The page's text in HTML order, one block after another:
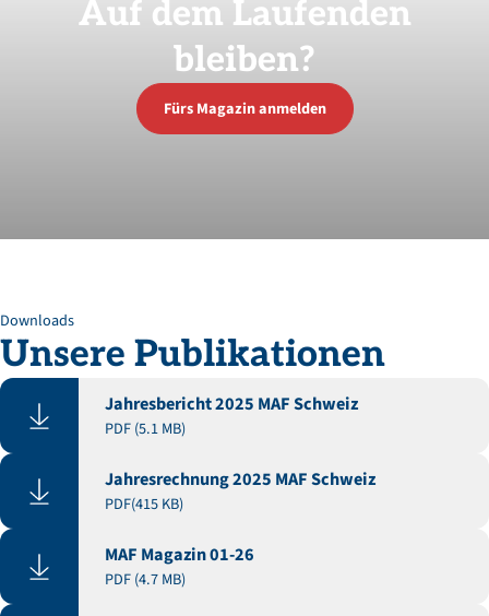
Auf dem Laufenden
bleiben?
Fürs Magazin anmelden
Downloads
Unsere Publikationen
Jahresbericht 2025 MAF Schweiz
PDF (5.1 MB)
Jahresrechnung 2025 MAF Schweiz
PDF(415 KB)
MAF Magazin 01-26
PDF (4.7 MB)